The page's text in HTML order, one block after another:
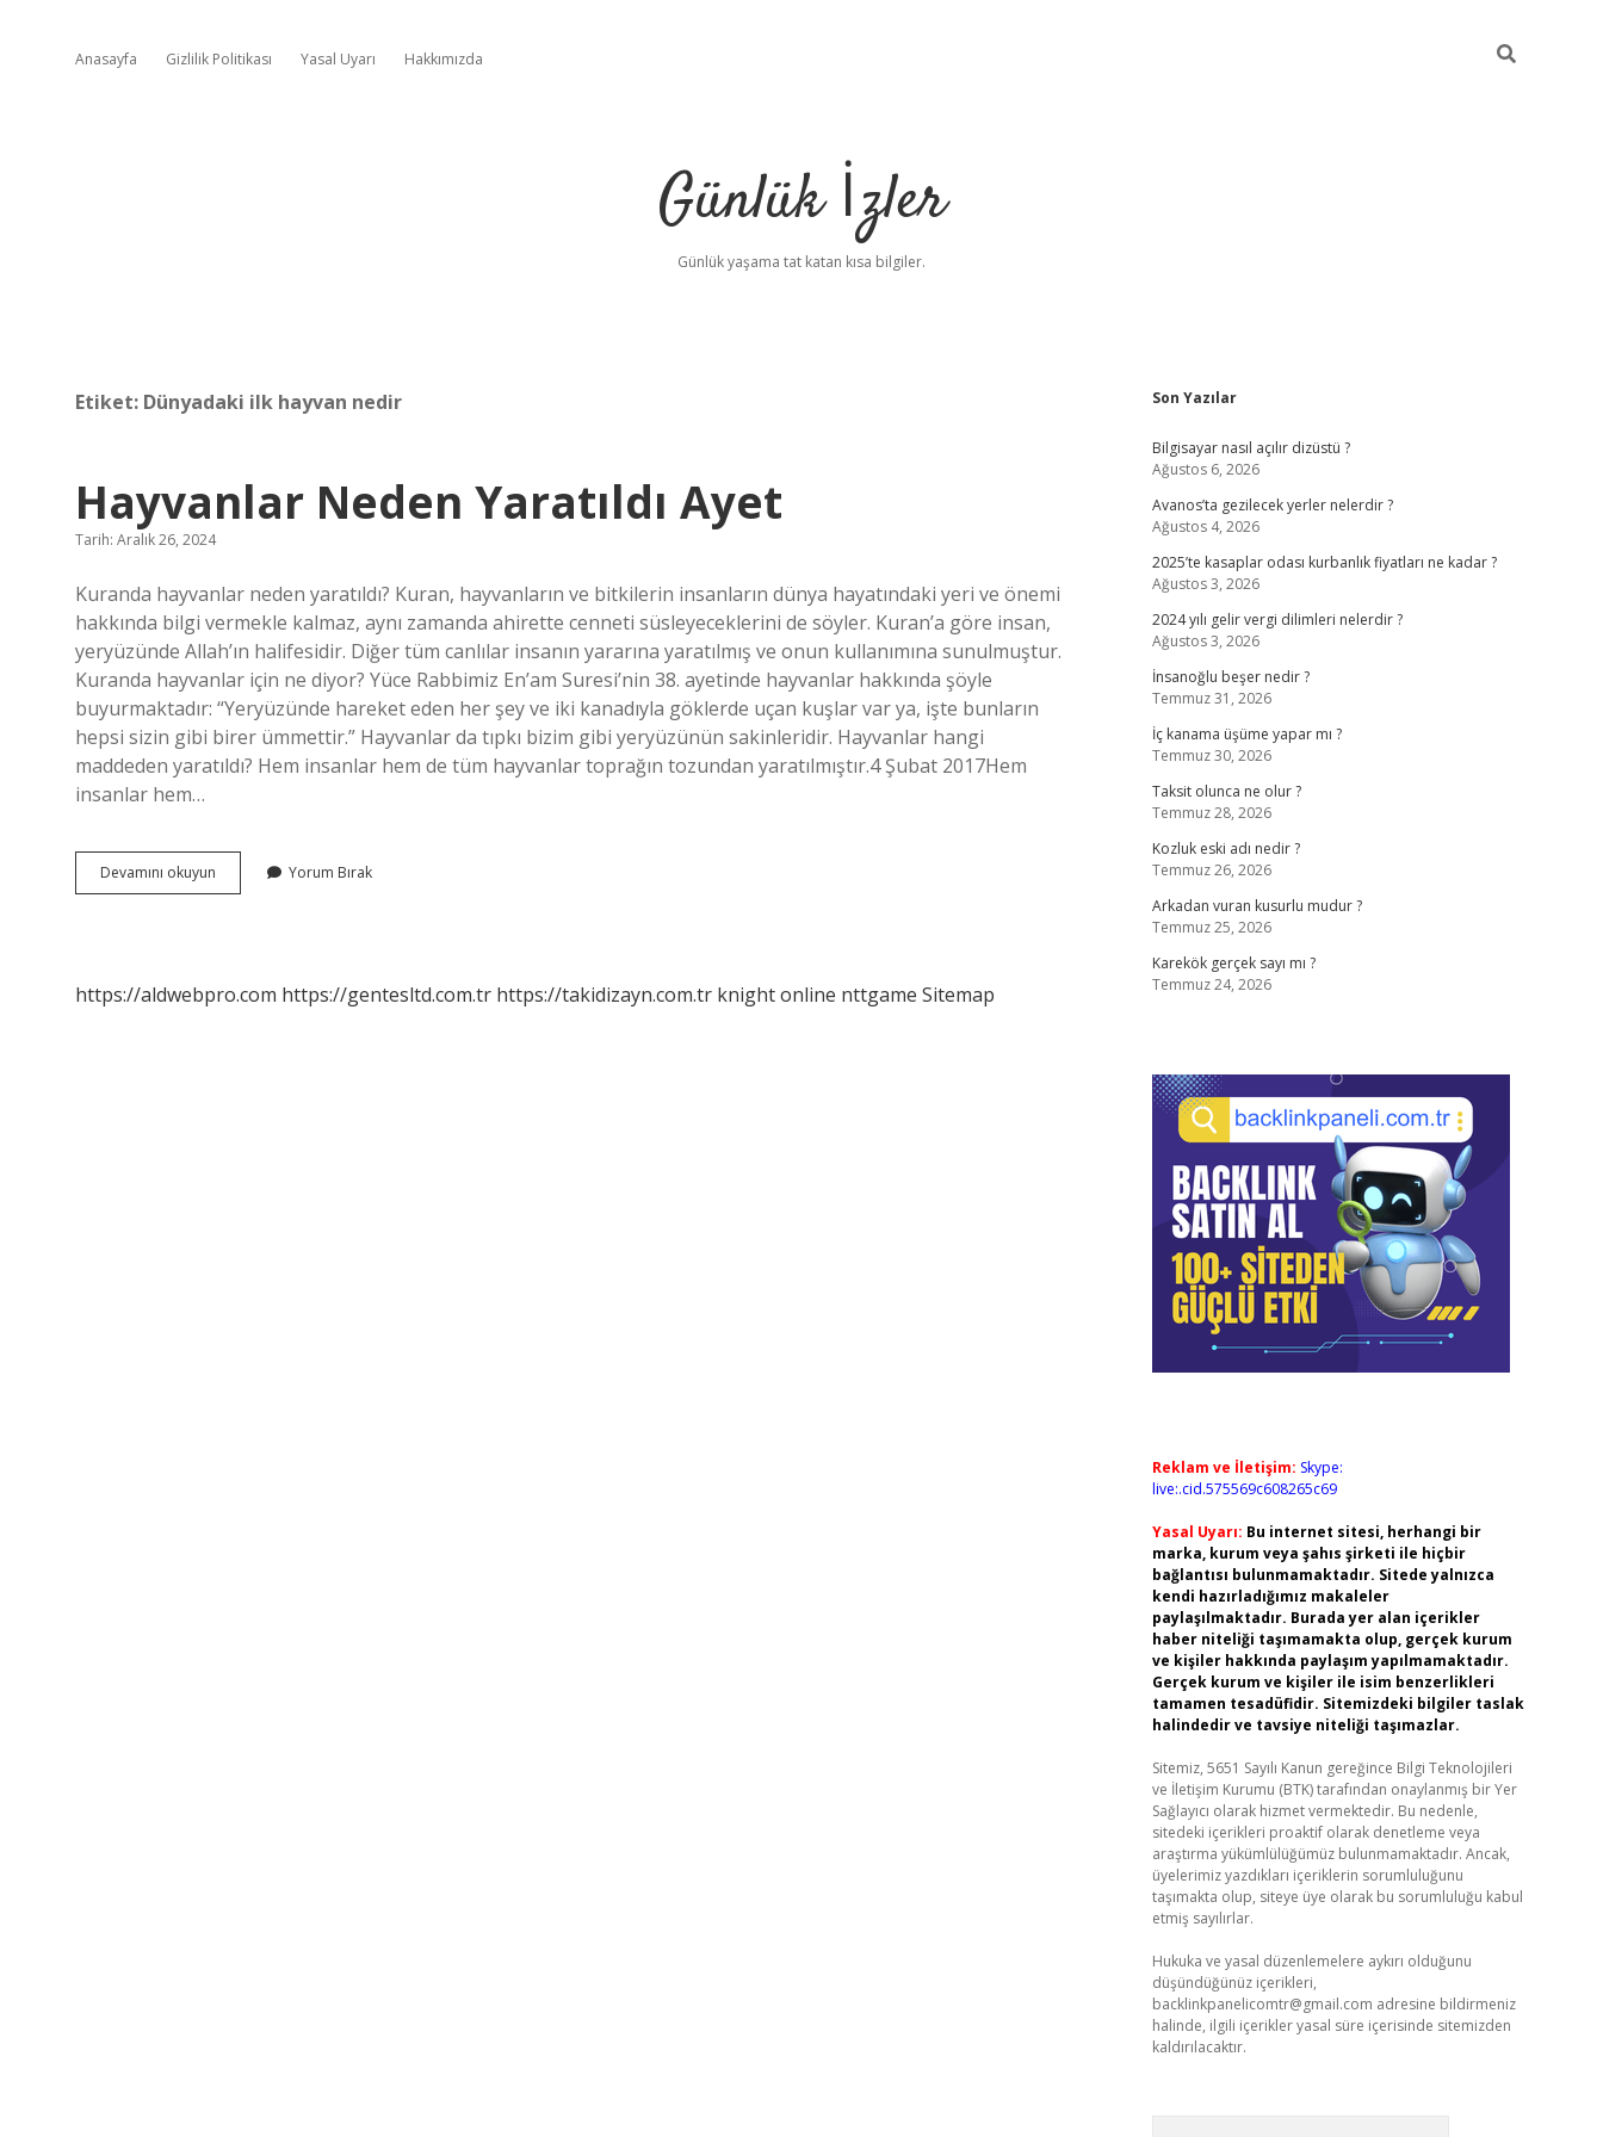
Anasayfa Gizlilik Politikası Yasal Uyarı Hakkımızda
Günlük İzler
Günlük yaşama tat katan kısa bilgiler.
Etiket: Dünyadaki ilk hayvan nedir
Hayvanlar Neden Yaratıldı Ayet
Tarih: Aralık 26, 2024
Kuranda hayvanlar neden yaratıldı? Kuran, hayvanların ve bitkilerin insanların dünya hayatındaki yeri ve önemi
hakkında bilgi vermekle kalmaz, aynı zamanda ahirette cenneti süsleyeceklerini de söyler. Kuran’a göre insan,
yeryüzünde Allah’ın halifesidir. Diğer tüm canlılar insanın yararına yaratılmış ve onun kullanımına sunulmuştur.
Kuranda hayvanlar için ne diyor? Yüce Rabbimiz En’am Suresi’nin 38. ayetinde hayvanlar hakkında şöyle
buyurmaktadır: “Yeryüzünde hareket eden her şey ve iki kanadıyla göklerde uçan kuşlar var ya, işte bunların
hepsi sizin gibi birer ümmettir.” Hayvanlar da tıpkı bizim gibi yeryüzünün sakinleridir. Hayvanlar hangi
maddeden yaratıldı? Hem insanlar hem de tüm hayvanlar toprağın tozundan yaratılmıştır.4 Şubat 2017Hem
insanlar hem…
Devamını okuyun Hayvanlar
Neden
Yorum Bırak
https://aldwebpro.com https://gentesltd.com.tr https://takidizayn.com.tr knight online nttgame Sitemap
Sidebar
Son Yazılar
Bilgisayar nasıl açılır dizüstü ?
Ağustos 6, 2026
Avanos’ta gezilecek yerler nelerdir ?
Ağustos 4, 2026
2025’te kasaplar odası kurbanlık fiyatları ne kadar ?
Ağustos 3, 2026
2024 yılı gelir vergi dilimleri nelerdir ?
Ağustos 3, 2026
İnsanoğlu beşer nedir ?
Temmuz 31, 2026
İç kanama üşüme yapar mı ?
Temmuz 30, 2026
Taksit olunca ne olur ?
Temmuz 28, 2026
Kozluk eski adı nedir ?
Temmuz 26, 2026
Arkadan vuran kusurlu mudur ?
Temmuz 25, 2026
Karekök gerçek sayı mı ?
Temmuz 24, 2026
Reklam ve İletişim: Skype:
live:.cid.575569c608265c69
Yasal Uyarı: Bu internet sitesi, herhangi bir
marka, kurum veya şahıs şirketi ile hiçbir
bağlantısı bulunmamaktadır. Sitede yalnızca
kendi hazırladığımız makaleler
paylaşılmaktadır. Burada yer alan içerikler
haber niteliği taşımamakta olup, gerçek kurum
ve kişiler hakkında paylaşım yapılmamaktadır.
Gerçek kurum ve kişiler ile isim benzerlikleri
tamamen tesadüfidir. Sitemizdeki bilgiler taslak
halindedir ve tavsiye niteliği taşımazlar.
Sitemiz, 5651 Sayılı Kanun gereğince Bilgi Teknolojileri
ve İletişim Kurumu (BTK) tarafından onaylanmış bir Yer
Sağlayıcı olarak hizmet vermektedir. Bu nedenle,
sitedeki içerikleri proaktif olarak denetleme veya
araştırma yükümlülüğümüz bulunmamaktadır. Ancak,
üyelerimiz yazdıkları içeriklerin sorumluluğunu
taşımakta olup, siteye üye olarak bu sorumluluğu kabul
etmiş sayılırlar.
Hukuka ve yasal düzenlemelere aykırı olduğunu
düşündüğünüz içerikleri,
backlinkpanelicomtr@gmail.com adresine bildirmeniz
halinde, ilgili içerikler yasal süre içerisinde sitemizden
kaldırılacaktır.